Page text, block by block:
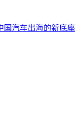
国汽车出海的新底座